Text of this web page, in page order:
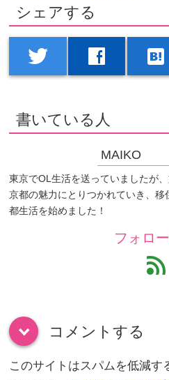
シェアする
twitter facebook hatenabookmark
書いている人
MAIKO
東京でOL生活を送っていましたが
京都の魅力にとりつかれていき、
都生活を始めました！
フォロ
feed
down コメントする
このサイトはスパムを低減す